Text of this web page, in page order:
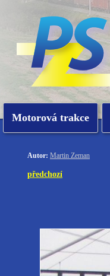
Motorová trakce
Autor: Martin Zeman
předchozí